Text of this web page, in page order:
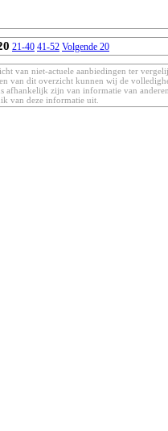
21-40 41-52 Volgende 20
van niet-actuele aanbiedingen ter
van dit overzicht kunnen wij de
afhankelijk zijn van informatie van
van deze informatie uit.